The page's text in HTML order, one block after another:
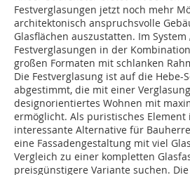
Festverglasungen jetzt noch mehr
architektonisch anspruchsvolle
Glasflächen auszustatten. Im System
Festverglasungen in der
großen Formaten mit schlanken
Die Festverglasung ist auf die Hebe-
abgestimmt, die mit einer
designorientiertes Wohnen mit
ermöglicht. Als puristisches Element
interessante Alternative für
eine Fassadengestaltung mit viel
Vergleich zu einer kompletten
preisgünstigere Variante suchen.